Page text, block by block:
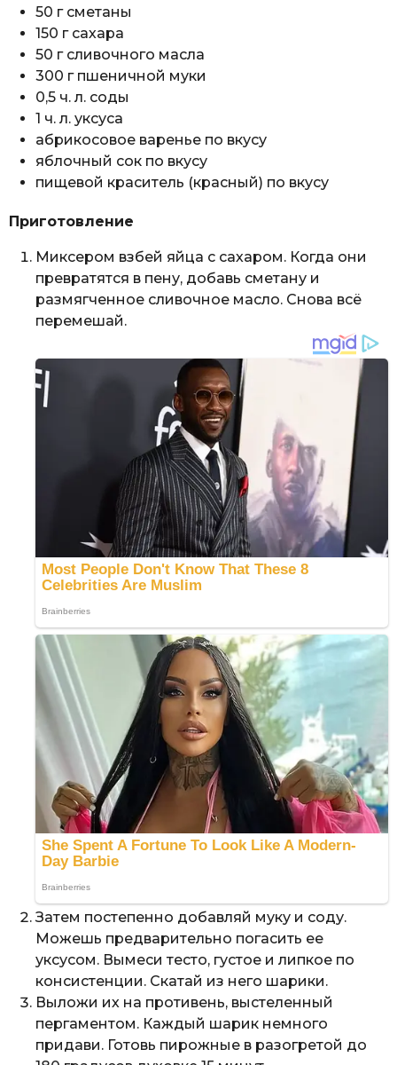
50 г сметаны
150 г сахара
50 г сливочного масла
300 г пшеничной муки
0,5 ч. л. соды
1 ч. л. уксуса
абрикосовое варенье по вкусу
яблочный сок по вкусу
пищевой краситель (красный) по вкусу
Приготовление
Миксером взбей яйца с сахаром. Когда они
превратятся в пену, добавь сметану и
размягченное сливочное масло. Снова всё
перемешай.
Затем постепенно добавляй муку и соду.
Можешь предварительно погасить ее
уксусом. Вымеси тесто, густое и липкое по
консистенции. Скатай из него шарики.
Выложи их на противень, выстеленный
пергаментом. Каждый шарик немного
придави. Готовь пирожные в разогретой до